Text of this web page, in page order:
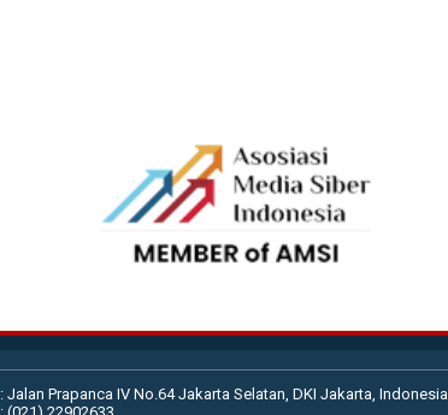
: Jalan Prapanca IV No.64 Jakarta Selatan, DKI Jakarta, Indonesia